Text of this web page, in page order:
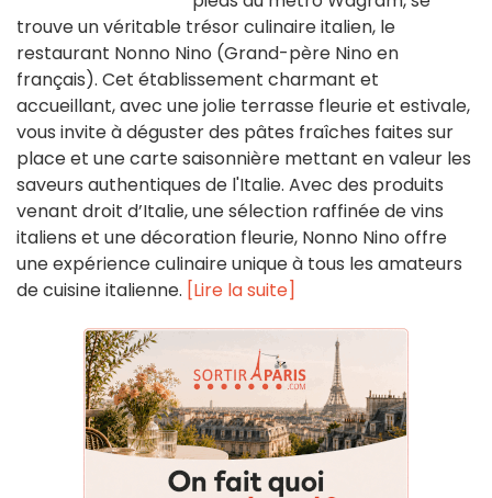
trouve un véritable trésor culinaire italien, le
restaurant Nonno Nino (Grand-père Nino en
français). Cet établissement charmant et
accueillant, avec une jolie terrasse fleurie et estivale,
vous invite à déguster des pâtes fraîches faites sur
place et une carte saisonnière mettant en valeur les
saveurs authentiques de l'Italie. Avec des produits
venant droit d’Italie, une sélection raffinée de vins
italiens et une décoration fleurie, Nonno Nino offre
une expérience culinaire unique à tous les amateurs
de cuisine italienne. [Lire la suite]